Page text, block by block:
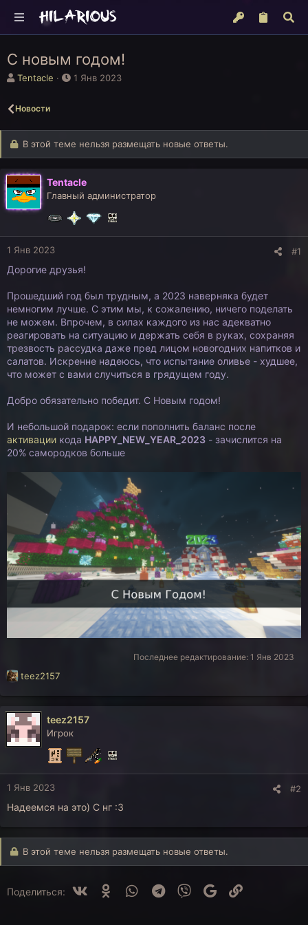
С новым годом!
А
о
т
е
ы
Tentacle
Д
а
1 Янв 2023
Новости
В этой теме нельзя размещать новые ответы.
Tentacle
Главный администратор
1 Янв 2023 #1
Дорогие друзья!
Прошедший год был трудным, а 2023 наверняка будет
немногим лучше. С этим мы, к сожалению, ничего поделать
не можем. Впрочем, в силах каждого из нас адекватно
реагировать на ситуацию и держать себя в руках, сохраняя
трезвость рассудка даже пред лицом новогодних напитков и
салатов. Искренне надеюсь, что испытание оливье - худшее,
что может с вами случиться в грядущем году.
Добро обязательно победит. С Новым годом!
И небольшой подарок: если пополнить баланс после
активации кода HAPPY_NEW_YEAR_2023 - зачислится на
20% самородков больше
Последнее редактирование: 1 Янв 2023
Р
к
ц
и
и
teez2157
teez2157
Игрок
1 Янв 2023 #2
Надеемся на это) С нг :3
В этой теме нельзя размещать новые ответы.
Поделиться: Ok WhatsAppTelegramViber Google